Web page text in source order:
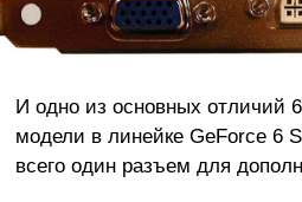
И одно из основных отличий
модели в линейке GeForce 6
всего один разъем для